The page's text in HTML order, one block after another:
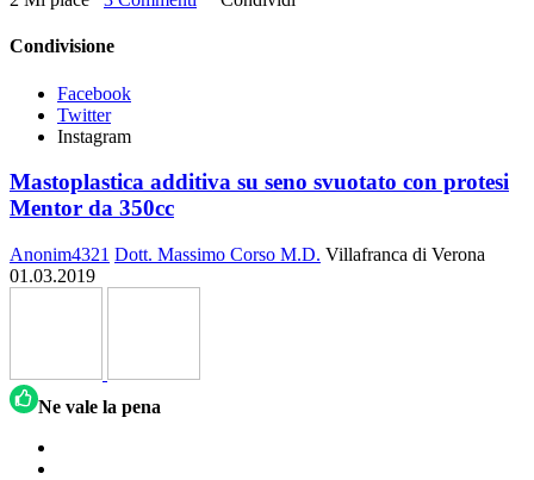
Condivisione
Facebook
Twitter
Instagram
Mastoplastica additiva su seno svuotato con protesi
Mentor da 350cc
Anonim4321 Dott. Massimo Corso M.D. Villafranca di Verona
01.03.2019
Ne vale la pena